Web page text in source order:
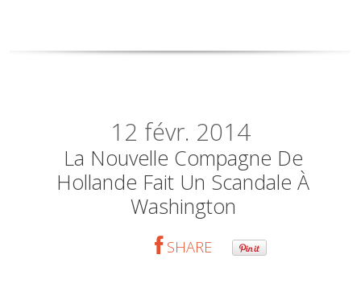
12 févr. 2014
La Nouvelle Compagne De
Hollande Fait Un Scandale À
Washington
SHARE